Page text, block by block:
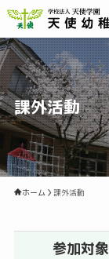
課外活動
ホーム 課外活動
参加対